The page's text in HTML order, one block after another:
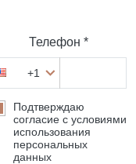
Телефон *
+1
Подтверждаю
согласие с условиями
использования
персональных
данных